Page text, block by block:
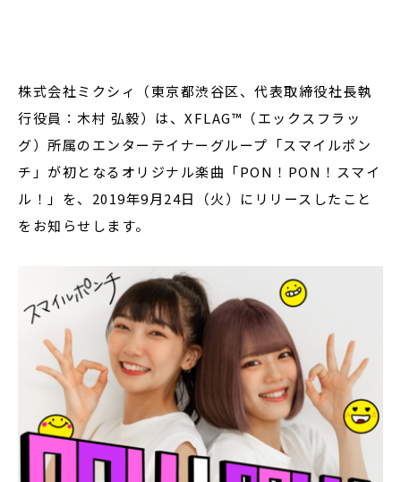
株式会社ミクシィ（東京都渋谷区、代表取締役社長執
行役員：木村 弘毅）は、XFLAG™（エックスフラッ
グ）所属のエンターテイナーグループ「スマイルポン
チ」が初となるオリジナル楽曲「PON！PON！スマイ
ル！」を、2019年9月24日（火）にリリースしたこと
をお知らせします。